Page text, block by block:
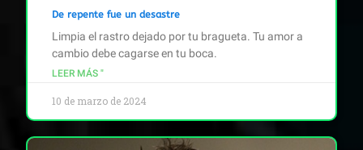
De repente fue un desastre
Limpia el rastro dejado por tu bragueta. Tu amor a
cambio debe cagarse en tu boca.
LEER MÁS "
10 de marzo de 2024